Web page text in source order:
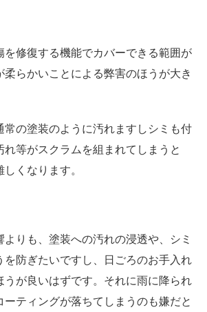
を修復する機能でカバーできる範囲が
柔らかいことによる弊害のほうが大き
常の塗装のように汚れますしシミも付
れ等がスクラムを組まれてしまうと
くなります。
よりも、塗装への汚れの浸透や、シミ
を防ぎたいですし、日ごろのお手入れ
うが良いはずです。それに雨に降られ
ーティングが落ちてしまうのも嫌だと